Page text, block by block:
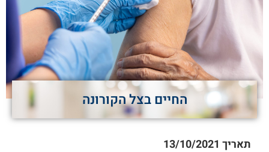
החיים בצל הקורונה
תאריך 13/10/2021